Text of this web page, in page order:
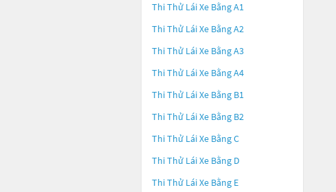
Thi Thử Lái Xe Bằng A1
Thi Thử Lái Xe Bằng A2
Thi Thử Lái Xe Bằng A3
Thi Thử Lái Xe Bằng A4
Thi Thử Lái Xe Bằng B1
Thi Thử Lái Xe Bằng B2
Thi Thử Lái Xe Bằng C
Thi Thử Lái Xe Bằng D
Thi Thử Lái Xe Bằng E